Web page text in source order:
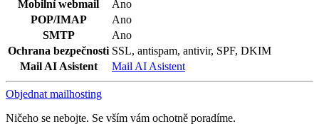
Mobilní webmail
Ano
POP/IMAP
Ano
SMTP
Ano
Ochrana bezpečnosti SSL, antispam, antivir, SPF, DKIM
Mail AI Asistent
Mail AI Asistent
Objednat mailhosting
Ničeho se nebojte. Se vším vám ochotně poradíme.